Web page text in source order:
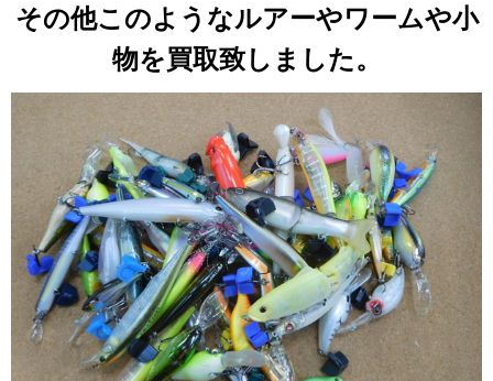
その他このようなルアーやワームや小
物を買取致しました。